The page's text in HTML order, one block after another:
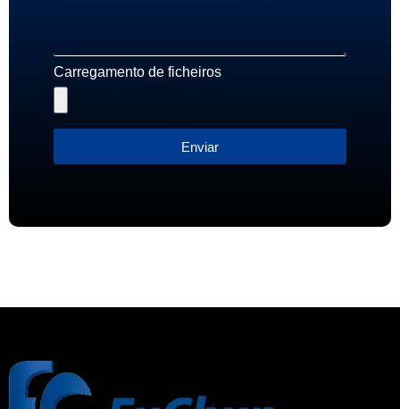
Carregamento de ficheiros
Enviar